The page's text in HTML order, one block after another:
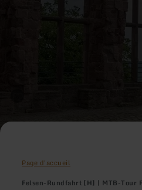
Page d'accueil
Felsen-Rundfahrt [H] | MTB-Tour